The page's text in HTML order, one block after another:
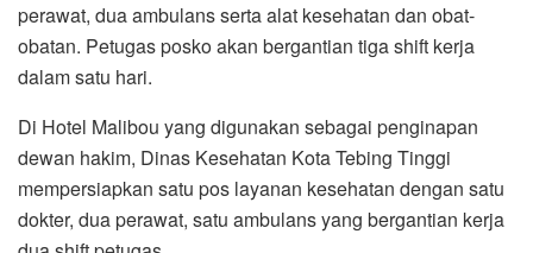
perawat, dua ambulans serta alat kesehatan dan obat-
obatan. Petugas posko akan bergantian tiga shift kerja
dalam satu hari.
Di Hotel Malibou yang digunakan sebagai penginapan
dewan hakim, Dinas Kesehatan Kota Tebing Tinggi
mempersiapkan satu pos layanan kesehatan dengan satu
dokter, dua perawat, satu ambulans yang bergantian kerja